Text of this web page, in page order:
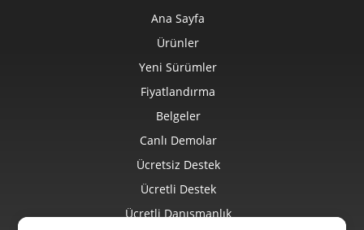
Ana Sayfa
Ürünler
Yeni Sürümler
Fiyatlandırma
Belgeler
Canlı Demolar
Ücretsiz Destek
Ücretli Destek
Ücretli Danışmanlık